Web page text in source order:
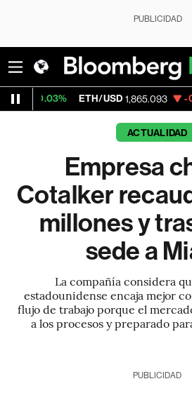
PUBLICIDAD
ETH/USD 1,865.093 -0.13% Visa
ACTUALIDAD
Empresa
Cotalker
millones y
sede a
La compañía considera
estadounidense encaja mejor
flujo de trabajo porque el
a los procesos y preparado
PUBLICIDAD